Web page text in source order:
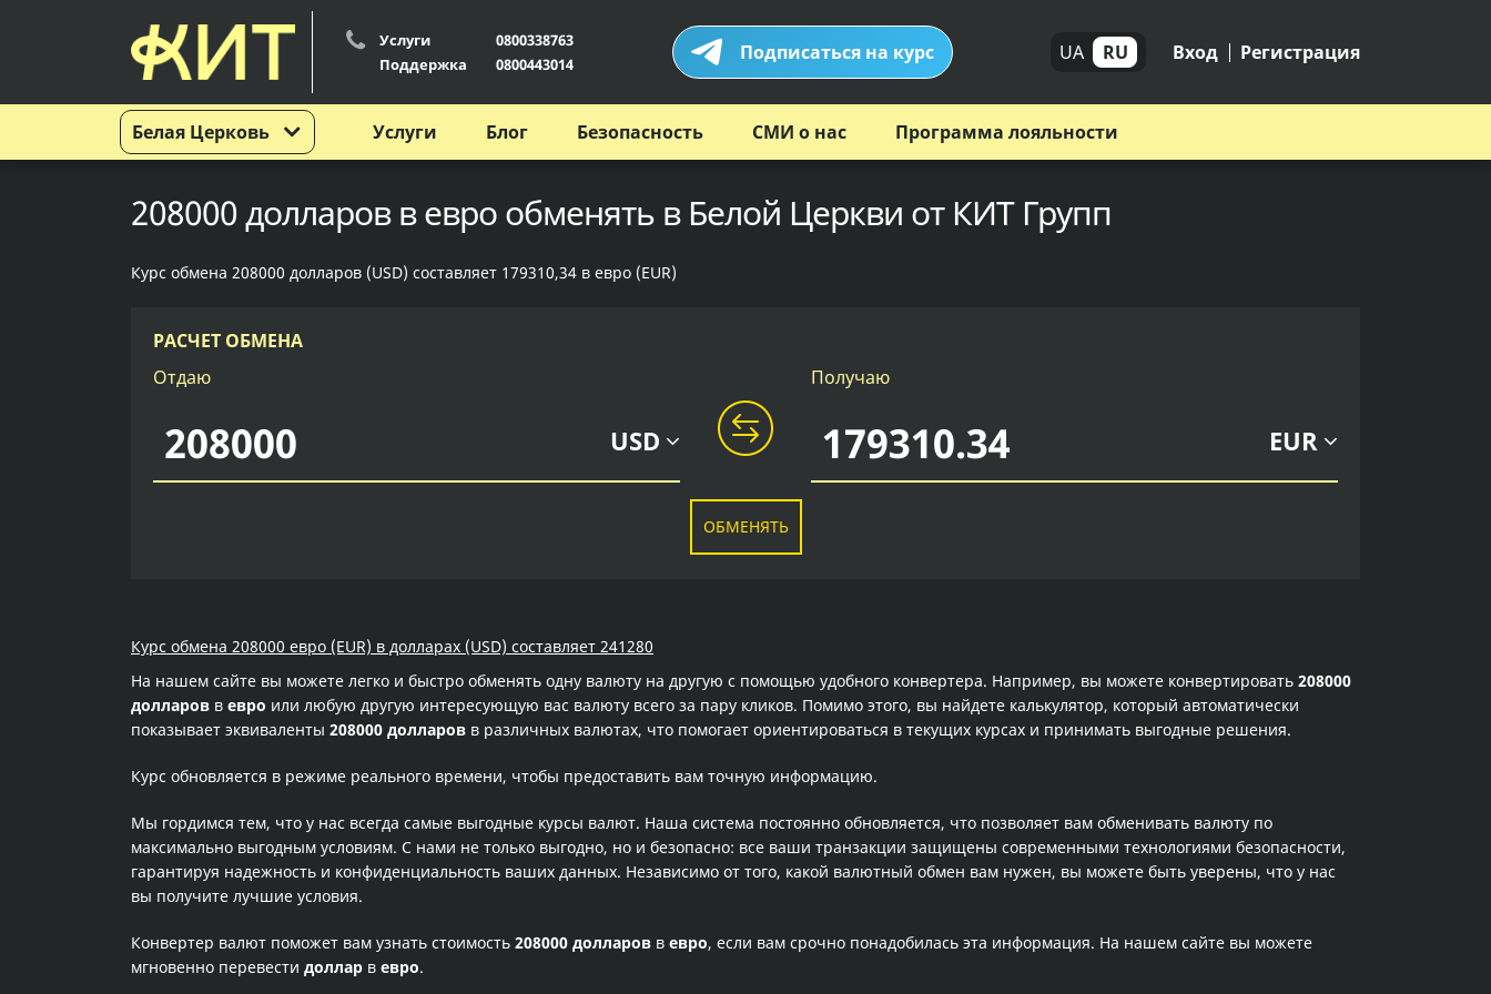
Белая Церковь
Услуги
0800338763
Поддержка
0800443014 Подписаться на курс UA RU Вход Регистрация
Услуги Блог Безопасность СМИ о нас Программа лояльности
208000 долларов в евро обменять в Белой Церкви от КИТ Групп
Курс обмена 208000 долларов (USD) составляет 179310,34 в евро (EUR)
РАСЧЕТ ОБМЕНА
Отдаю
USD
Получаю
EUR
ОБМЕНЯТЬ
Курс обмена 208000 евро (EUR) в долларах (USD) составляет 241280
На нашем сайте вы можете легко и быстро обменять одну валюту на другую с помощью удобного конвертера. Например, вы можете конвертировать 208000
долларов в евро или любую другую интересующую вас валюту всего за пару кликов. Помимо этого, вы найдете калькулятор, который автоматически
показывает эквиваленты 208000 долларов в различных валютах, что помогает ориентироваться в текущих курсах и принимать выгодные решения.
Курс обновляется в режиме реального времени, чтобы предоставить вам точную информацию.
Мы гордимся тем, что у нас всегда самые выгодные курсы валют. Наша система постоянно обновляется, что позволяет вам обменивать валюту по
максимально выгодным условиям. С нами не только выгодно, но и безопасно: все ваши транзакции защищены современными технологиями безопасности,
гарантируя надежность и конфиденциальность ваших данных. Независимо от того, какой валютный обмен вам нужен, вы можете быть уверены, что у нас
вы получите лучшие условия.
Конвертер валют поможет вам узнать стоимость 208000 долларов в евро, если вам срочно понадобилась эта информация. На нашем сайте вы можете
мгновенно перевести доллар в евро.